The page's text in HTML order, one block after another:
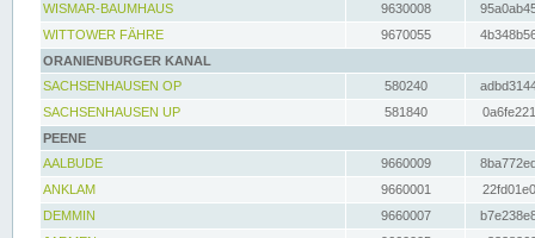
WISMAR-BAUMHAUS
9630008
WITTOWER FÄHRE
9670055
ORANIENBURGER KANAL
SACHSENHAUSEN OP
580240
SACHSENHAUSEN UP
581840
PEENE
AALBUDE
9660009
ANKLAM
9660001
DEMMIN
9660007